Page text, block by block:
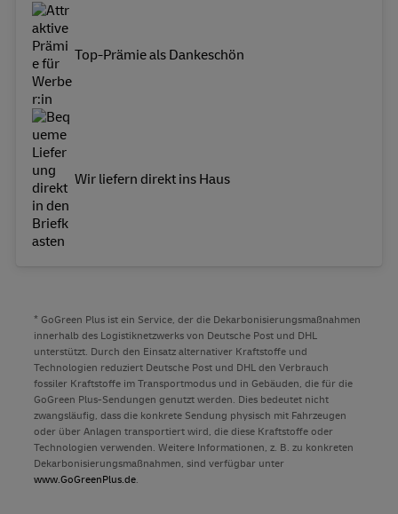
Top-Prämie als Dankeschön
Wir liefern direkt ins Haus
* GoGreen Plus ist ein Service, der die Dekarbonisierungsmaßnahmen
innerhalb des Logistiknetzwerks von Deutsche Post und DHL
unterstützt. Durch den Einsatz alternativer Kraftstoffe und
Technologien reduziert Deutsche Post und DHL den Verbrauch
fossiler Kraftstoffe im Transportmodus und in Gebäuden, die für die
GoGreen Plus-Sendungen genutzt werden. Dies bedeutet nicht
zwangsläufig, dass die konkrete Sendung physisch mit Fahrzeugen
oder über Anlagen transportiert wird, die diese Kraftstoffe oder
Technologien verwenden. Weitere Informationen, z. B. zu konkreten
Dekarbonisierungsmaßnahmen, sind verfügbar unter
www.GoGreenPlus.de.